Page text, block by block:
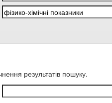
результатів пошуку.